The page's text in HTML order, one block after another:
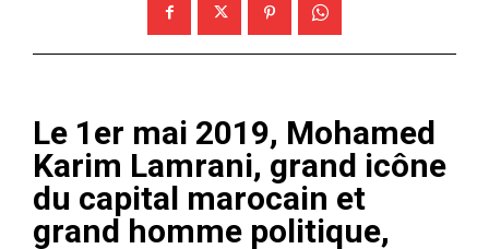
Le 1er mai 2019, Mohamed
Karim Lamrani, grand icône
du capital marocain et
grand homme politique,